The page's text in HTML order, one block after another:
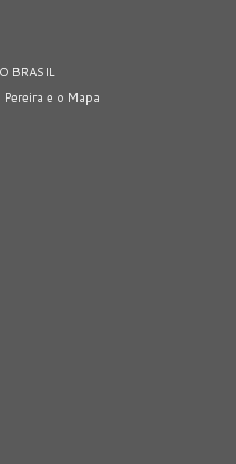
BRASIL
e o Mapa